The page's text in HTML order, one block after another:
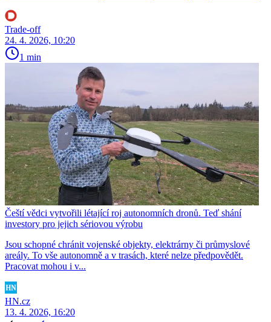
Trade-off
24. 4. 2026, 10:20
1 min
Čeští vědci vytvořili létající roj autonomních dronů. Teď shání
investory pro jejich sériovou výrobu
Jsou schopné chránit vojenské objekty, elektrárny či průmyslové
areály. To vše autonomně a v trasách, které nelze předpovědět.
Pracovat mohou i v...
HN.cz
13. 4. 2026, 16:20